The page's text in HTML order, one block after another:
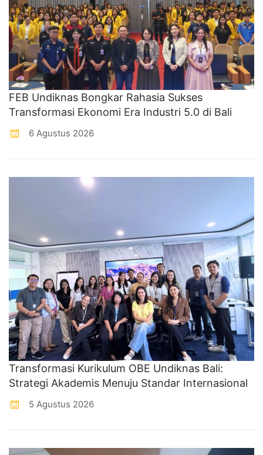
FEB Undiknas Bongkar Rahasia Sukses
Transformasi Ekonomi Era Industri 5.0 di Bali
6 Agustus 2026
Transformasi Kurikulum OBE Undiknas Bali:
Strategi Akademis Menuju Standar Internasional
5 Agustus 2026